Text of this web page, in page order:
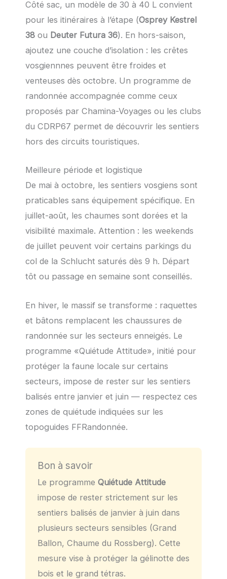
Côté sac, un modèle de 30 à 40 L convient
pour les itinéraires à l’étape (Osprey Kestrel
38 ou Deuter Futura 36). En hors-saison,
ajoutez une couche d’isolation : les crêtes
vosgiennnes peuvent être froides et
venteuses dès octobre. Un programme de
randonnée accompagnée comme ceux
proposés par Chamina-Voyages ou les clubs
du CDRP67 permet de découvrir les sentiers
hors des circuits touristiques.
Meilleure période et logistique
De mai à octobre, les sentiers vosgiens sont
praticables sans équipement spécifique. En
juillet-août, les chaumes sont dorées et la
visibilité maximale. Attention : les weekends
de juillet peuvent voir certains parkings du
col de la Schlucht saturés dès 9 h. Départ
tôt ou passage en semaine sont conseillés.
En hiver, le massif se transforme : raquettes
et bâtons remplacent les chaussures de
randonnée sur les secteurs enneigés. Le
programme «Quiétude Attitude», initié pour
protéger la faune locale sur certains
secteurs, impose de rester sur les sentiers
balisés entre janvier et juin — respectez ces
zones de quiétude indiquées sur les
topoguides FFRandonnée.
Bon à savoir
Le programme Quiétude Attitude
impose de rester strictement sur les
sentiers balisés de janvier à juin dans
plusieurs secteurs sensibles (Grand
Ballon, Chaume du Rossberg). Cette
mesure vise à protéger la gélinotte des
bois et le grand tétras.